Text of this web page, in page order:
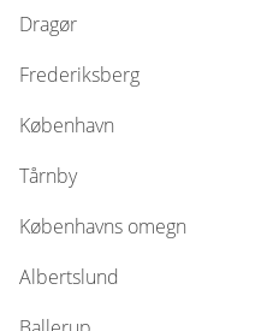
Dragør
Frederiksberg
København
Tårnby
Københavns omegn
Albertslund